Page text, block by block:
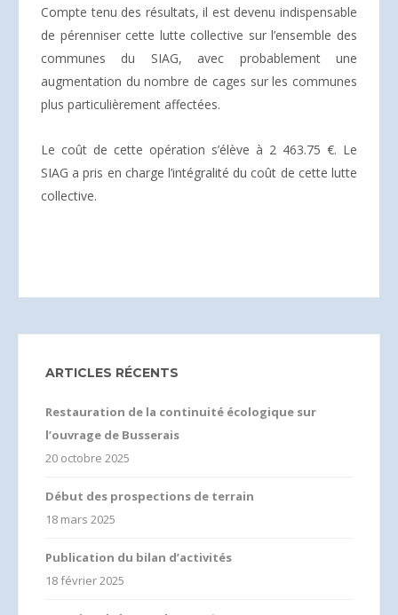
Compte tenu des résultats, il est devenu indispensable
de pérenniser cette lutte collective sur l’ensemble des
communes du SIAG, avec probablement une
augmentation du nombre de cages sur les communes
plus particulièrement affectées.
Le coût de cette opération s’élève à 2 463.75 €. Le
SIAG a pris en charge l’intégralité du coût de cette lutte
collective.
ARTICLES RÉCENTS
Restauration de la continuité écologique sur
l’ouvrage de Busserais
20 octobre 2025
Début des prospections de terrain
18 mars 2025
Publication du bilan d’activités
18 février 2025